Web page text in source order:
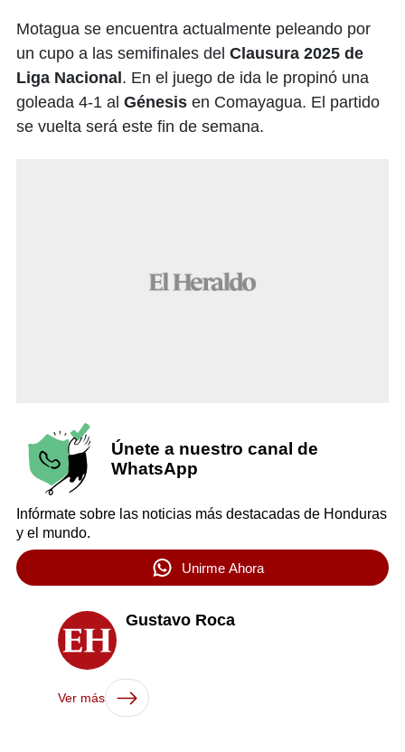
Motagua se encuentra actualmente peleando por
un cupo a las semifinales del Clausura 2025 de
Liga Nacional . En el juego de ida le propinó una
goleada 4-1 al Génesis en Comayagua. El partido
se vuelta será este fin de semana.
Únete a nuestro canal de
WhatsApp
Infórmate sobre las noticias más destacadas de Honduras
y el mundo.
Unirme Ahora
Gustavo Roca
Ver más